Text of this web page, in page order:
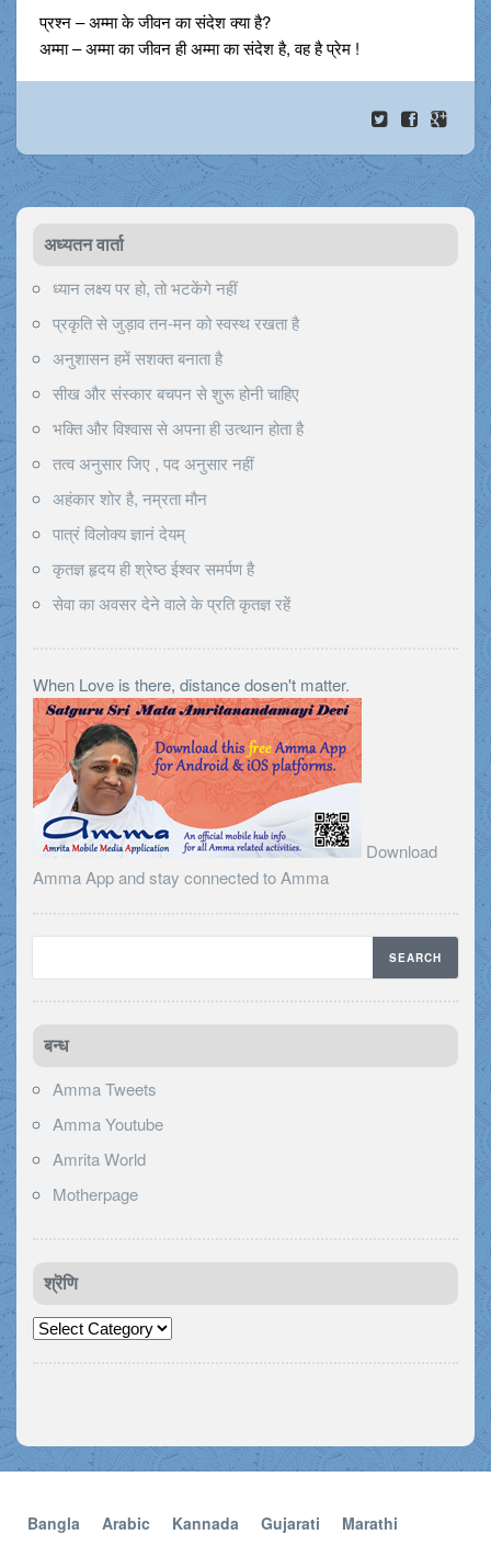
प्रश्न – अम्मा के जीवन का संदेश क्या है?
अम्मा – अम्मा का जीवन ही अम्मा का संदेश है, वह है प्रेम !
अध्यतन वार्ता
ध्यान लक्ष्य पर हो, तो भटकेंगे नहीं
प्रकृति से जुड़ाव तन-मन को स्वस्थ रखता है
अनुशासन हमें सशक्त बनाता है
सीख और संस्कार बचपन से शुरू होनी चाहिए
भक्ति और विश्वास से अपना ही उत्थान होता है
तत्व अनुसार जिए , पद अनुसार नहीं
अहंकार शोर है, नम्रता मौन
पात्रं विलोक्य ज्ञानं देयम्
कृतज्ञ हृदय ही श्रेष्ठ ईश्वर समर्पण है
सेवा का अवसर देने वाले के प्रति कृतज्ञ रहें
When Love is there, distance dosen't matter.
Download
Amma App and stay connected to Amma
बन्ध
Amma Tweets
Amma Youtube
Amrita World
Motherpage
श्रॆणि
श्रॆणि
Bangla Arabic Kannada Gujarati
Marathi